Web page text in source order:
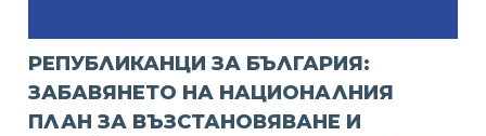
РЕПУБЛИКАНЦИ ЗА БЪЛГАРИЯ:
ЗАБАВЯНЕТО НА НАЦИОНАЛНИЯ
ПЛАН ЗА ВЪЗСТАНОВЯВАНЕ И